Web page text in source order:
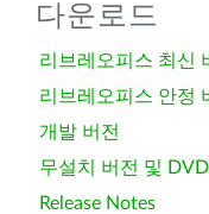
다운로드
리브레오피스 최신
리브레오피스 안정
개발 버전
무설치 버전 및 DVD
Release Notes